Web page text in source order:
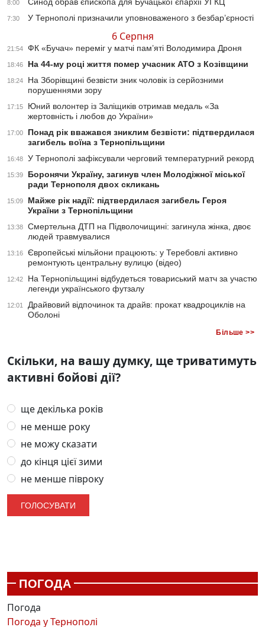
8:00
7:30 У Тернополі призначили уповноваженого з безбар’єрності
6 Серпня
21:54 ФК «Бучач» переміг у матчі пам’яті Володимира Дроня
18:46 На 44-му році життя помер учасник АТО з Козівщини
18:24
На Зборівщині безвісти зник чоловік із серйозними
порушеннями зору
17:15
Юний волонтер із Заліщиків отримав медаль «За
жертовність і любов до України»
17:00
Понад рік вважався зниклим безвісти: підтвердилася
загибель воїна з Тернопільщини
16:48 У Тернополі зафіксували черговий температурний рекорд
15:39
Боронячи Україну, загинув член Молодіжної міської
ради Тернополя двох скликань
15:09
Майже рік надії: підтвердилася загибель Героя
України з Тернопільщини
13:38
Смертельна ДТП на Підволочищині: загинула жінка, двоє
людей травмувалися
13:16
Європейські мільйони працюють: у Теребовлі активно
ремонтують центральну вулицю (відео)
12:42
На Тернопільщині відбудеться товариський матч за участю
легенди українського футзалу
12:01
Драйвовий відпочинок та драйв: прокат квадроциклів на
Оболоні
Більше >>
Скільки, на вашу думку, ще триватимуть
активні бойові дії?
ще декілька років
не менше року
не можу сказати
до кінця цієї зими
не менше півроку
ПОГОДА
Погода
Погода уТернополі